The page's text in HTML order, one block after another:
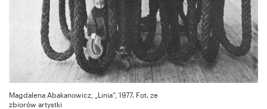
Magdalena Abakanowicz, „Linia”, 1977. Fot. ze
zbiorów artystki